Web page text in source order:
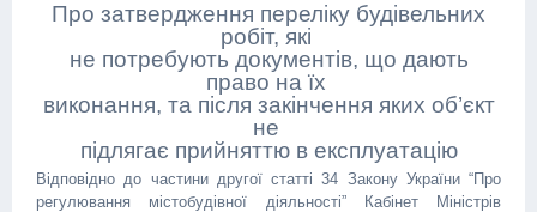
Про затвердження переліку будівельних
робіт, які
не потребують документів, що дають
право на їх
виконання, та після закінчення яких об’єкт
не
підлягає прийняттю в експлуатацію
Відповідно до частини другої статті 34 Закону України “Про
регулювання містобудівної діяльності” Кабінет Міністрів